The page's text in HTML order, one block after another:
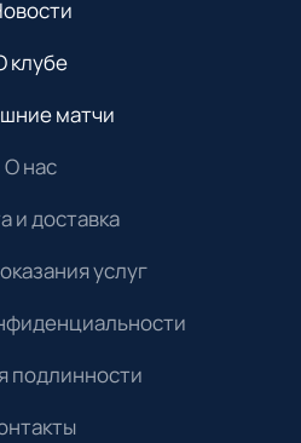
клубе
матчи
О нас
и доставка
услуг
подлинности